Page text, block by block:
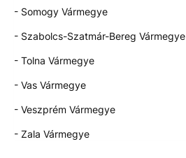
- Somogy Vármegye
- Szabolcs-Szatmár-Bereg Vármegye
- Tolna Vármegye
- Vas Vármegye
- Veszprém Vármegye
- Zala Vármegye